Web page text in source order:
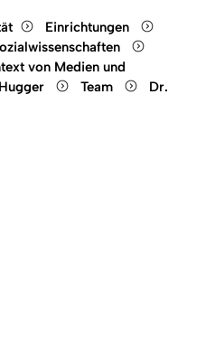
Einrichtungen
von Medien und
Team
Dr.